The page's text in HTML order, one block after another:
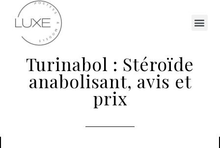
Turinabol : Stéroïde
anabolisant, avis et
prix